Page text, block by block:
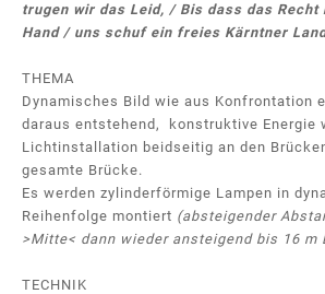
trugen wir das Leid, / Bis dass das
Hand / uns schuf ein freies Kärntner
THEMA
Dynamisches Bild wie aus Konfrontation
daraus entstehend, konstruktive Energie
Lichtinstallation beidseitig an den
gesamte Brücke.
Es werden zylinderförmige Lampen in
Reihenfolge montiert (absteigender
>Mitte< dann wieder ansteigend bis 16 m
TECHNIK